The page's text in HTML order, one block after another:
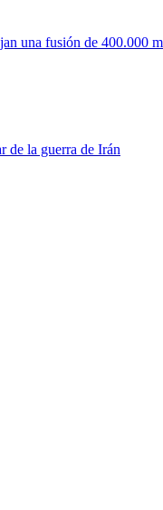
una fusión de 400.000
de la guerra de Irán